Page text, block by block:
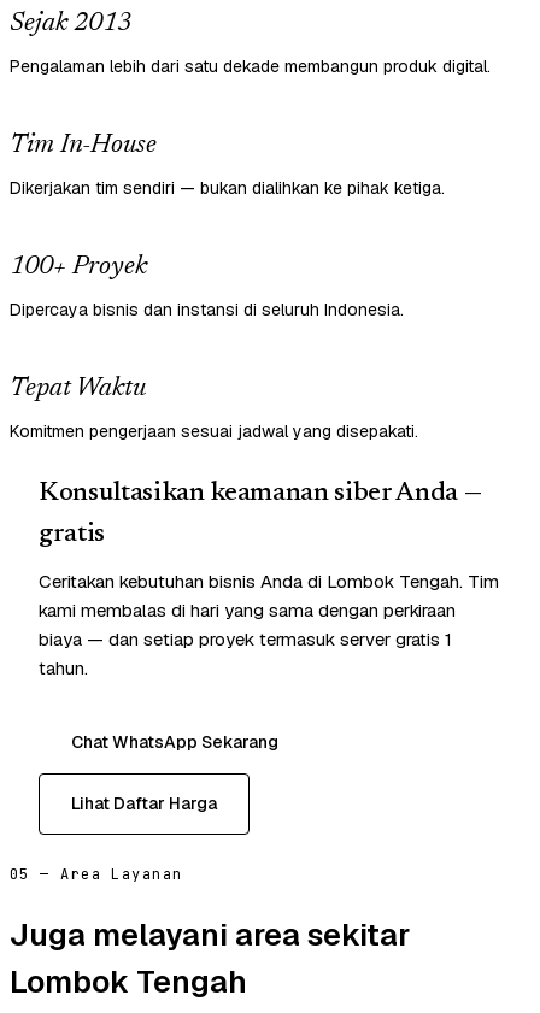
Sejak 2013
Pengalaman lebih dari satu dekade membangun produk digital.
Tim In-House
Dikerjakan tim sendiri — bukan dialihkan ke pihak ketiga.
100+ Proyek
Dipercaya bisnis dan instansi di seluruh Indonesia.
Tepat Waktu
Komitmen pengerjaan sesuai jadwal yang disepakati.
Konsultasikan keamanan siber Anda —
gratis
Ceritakan kebutuhan bisnis Anda di Lombok Tengah. Tim
kami membalas di hari yang sama dengan perkiraan
biaya — dan setiap proyek termasuk server gratis 1
tahun.
Chat WhatsApp Sekarang
Lihat Daftar Harga
05 — Area Layanan
Juga melayani area sekitar
Lombok Tengah